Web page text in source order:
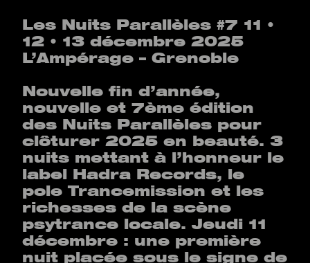
Les Nuits Parallèles #7 11 •
12 • 13 décembre 2025
L’Ampérage – Grenoble
Nouvelle fin d’année,
nouvelle et 7ème édition
des Nuits Parallèles pour
clôturer 2025 en beauté. 3
nuits mettant à l’honneur le
label Hadra Records, le
pole Trancemission et les
richesses de la scène
psytrance locale. Jeudi 11
décembre : une première
nuit placée sous le signe de